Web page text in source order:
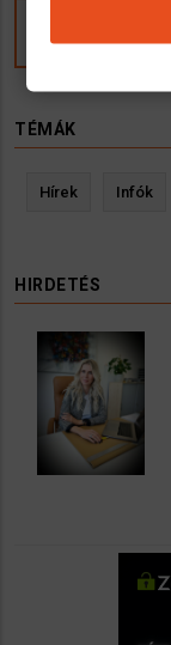
TÉMÁK
Hírek Infók
HIRDETÉS